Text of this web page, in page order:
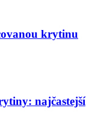
krytinu
najčastejší